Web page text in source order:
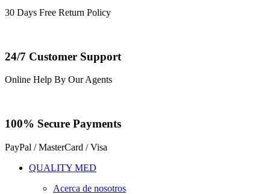
30 Days Free Return Policy
24/7 Customer Support
Online Help By Our Agents
100% Secure Payments
PayPal / MasterCard / Visa
QUALITY MED
Acerca de nosotros